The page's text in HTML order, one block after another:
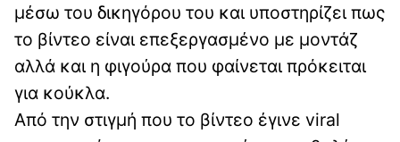
μέσω του δικηγόρου του και υποστηρίζει πως
το βίντεο είναι επεξεργασμένο με μοντάζ
αλλά και η φιγούρα που φαίνεται πρόκειται
για κούκλα.
Από την στιγμή που το βίντεο έγινε viral